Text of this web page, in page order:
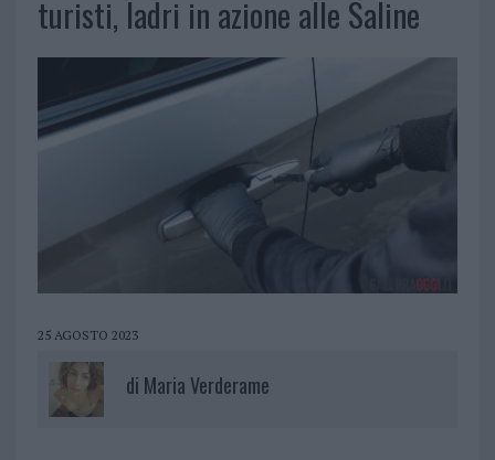
turisti, ladri in azione alle Saline
25 AGOSTO 2023
di Maria Verderame